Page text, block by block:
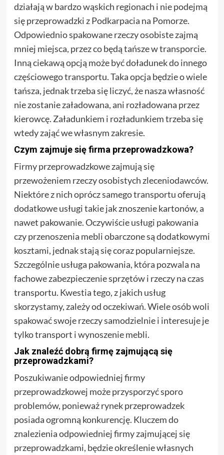
działają w bardzo wąskich regionach i nie podejmą
się przeprowadzki z Podkarpacia na Pomorze.
Odpowiednio spakowane rzeczy osobiste zajmą
mniej miejsca, przez co będą tańsze w transporcie.
Inną ciekawą opcją może być doładunek do innego
częściowego transportu. Taka opcja będzie o wiele
tańsza, jednak trzeba się liczyć, że nasza własność
nie zostanie załadowana, ani rozładowana przez
kierowcę. Załadunkiem i rozładunkiem trzeba się
wtedy zająć we własnym zakresie.
Czym zajmuje się firma przeprowadzkowa?
Firmy przeprowadzkowe zajmują się
przewożeniem rzeczy osobistych zleceniodawców.
Niektóre z nich oprócz samego transportu oferują
dodatkowe usługi takie jak znoszenie kartonów, a
nawet pakowanie. Oczywiście usługi pakowania
czy przenoszenia mebli obarczone są dodatkowymi
kosztami, jednak stają się coraz popularniejsze.
Szczególnie usługa pakowania, która pozwala na
fachowe zabezpieczenie sprzętów i rzeczy na czas
transportu. Kwestia tego, z jakich usług
skorzystamy, zależy od oczekiwań. Wiele osób woli
spakować swoje rzeczy samodzielnie i interesuje je
tylko transport i wynoszenie mebli.
Jak znaleźć dobrą firmę zajmującą się
przeprowadzkami?
Poszukiwanie odpowiedniej firmy
przeprowadzkowej może przysporzyć sporo
problemów, ponieważ rynek przeprowadzek
posiada ogromną konkurencję. Kluczem do
znalezienia odpowiedniej firmy zajmującej się
przeprowadzkami, będzie określenie własnych